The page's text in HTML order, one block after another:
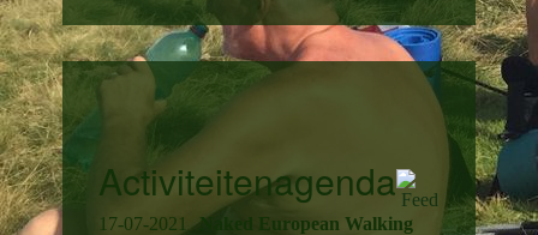
Activiteitenagenda
17-07-2021
Naked European Walking